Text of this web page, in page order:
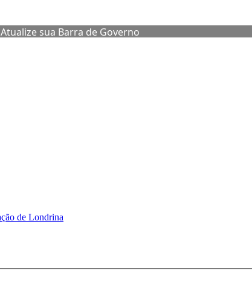
Atualize sua Barra de Governo
de Londrina